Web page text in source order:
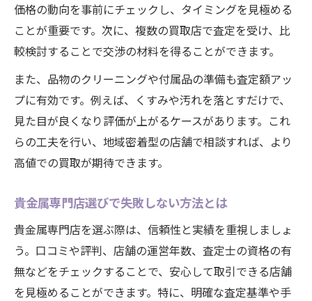
価格の動向を事前にチェックし、タイミングを見極める
ことが重要です。次に、複数の買取店で査定を受け、比
較検討することで交渉の材料を得ることができます。
また、品物のクリーニングや付属品の準備も査定額アッ
プに有効です。例えば、くすみや汚れを落とすだけで、
見た目が良くなり評価が上がるケースがあります。これ
らの工夫を行い、地域密着型の店舗で相談すれば、より
高値での買取が期待できます。
貴金属専門店選びで失敗しない方法とは
貴金属専門店を選ぶ際は、信頼性と実績を重視しましょ
う。口コミや評判、店舗の運営年数、査定士の資格の有
無などをチェックすることで、安心して取引できる店舗
を見極めることができます。特に、明確な査定基準や手